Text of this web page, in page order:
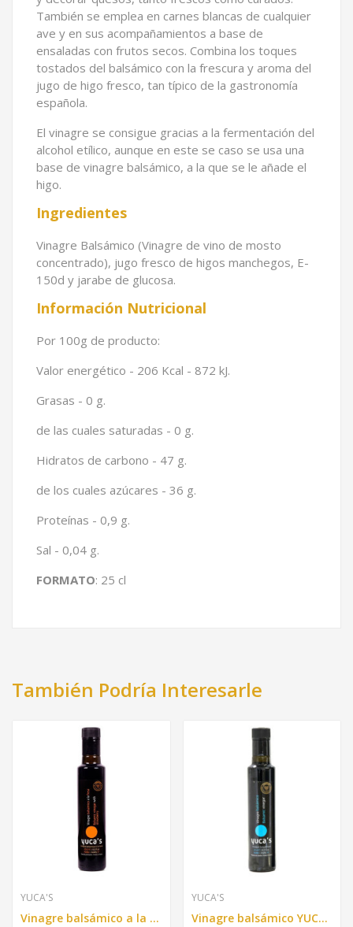
También se emplea en carnes blancas de cualquier
ave y en sus acompañamientos a base de
ensaladas con frutos secos. Combina los toques
tostados del balsámico con la frescura y aroma del
jugo de higo fresco, tan típico de la gastronomía
española.
El vinagre se consigue gracias a la fermentación del
alcohol etílico, aunque en este se caso se usa una
base de vinagre balsámico, a la que se le añade el
higo.
Ingredientes
Vinagre Balsámico (Vinagre de vino de mosto
concentrado), jugo fresco de higos manchegos, E-
150d y jarabe de glucosa.
Información Nutricional
Por 100g de producto:
Valor energético - 206 Kcal - 872 kJ.
Grasas - 0 g.
de las cuales saturadas - 0 g.
Hidratos de carbono - 47 g.
de los cuales azúcares - 36 g.
Proteínas - 0,9 g.
Sal - 0,04 g.
FORMATO: 25 cl
También Podría Interesarle
YUCA'S
Vinagre balsámico a la fresa YUCA'S 250ml
YUCA'S
Vinagre balsámico YUCA'S 250ml